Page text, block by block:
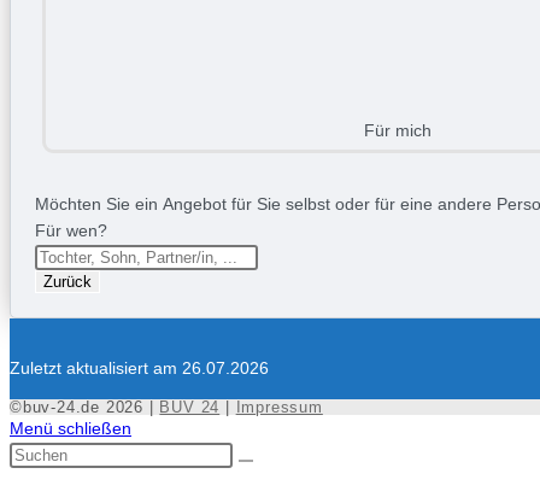
Für mich
Möchten Sie ein Angebot für Sie selbst oder für eine andere
Für wen?
Zurück
Zuletzt aktualisiert am 26.07.2026
©buv-24.de 2026 | BUV 24 Impressum
Menü schließen